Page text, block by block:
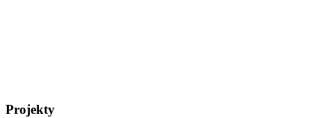
Projekty